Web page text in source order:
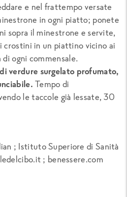
e nel frattempo versate
in ogni piatto; ponete
sopra il minestrone e servite,
crostini in un piattino vicino ai
ogni commensale.
verdure surgelato profumato,
Tempo di
le taccole già lessate, 30
; Istituto Superiore di Sanità
; benessere.com